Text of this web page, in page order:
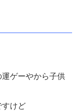
ゲーやから子供
すけど